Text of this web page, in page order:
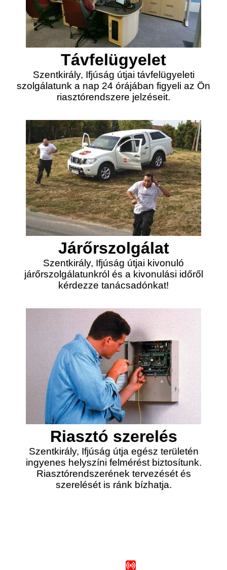
Távfelügyelet
Szentkirály, Ifjúság útjai távfelügyeleti
szolgálatunk a nap 24 órájában figyeli az Ön
riasztórendszere jelzéseit.
Járőrszolgálat
Szentkirály, Ifjúság útjai kivonuló
járőrszolgálatunkról és a kivonulási időről
kérdezze tanácsadónkat!
Riasztó szerelés
Szentkirály, Ifjúság útja egész területén
ingyenes helyszíni felmérést biztosítunk.
Riasztórendszerének tervezését és
szerelését is ránk bízhatja.